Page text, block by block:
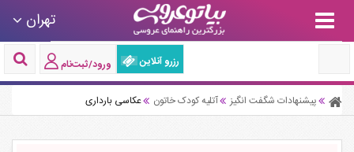
تهران
رزرو آنلاین ورود/ثبت‌نام
پیشنهادات شگفت انگیز آتلیه کودک خاتون عکاسی بارداری